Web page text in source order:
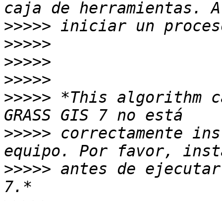
>>>>>
>>>>>
>>>>>
>>>>>
>>>>> *This algorithm
>>>>> correctamente
>>>>> antes de ejecutar